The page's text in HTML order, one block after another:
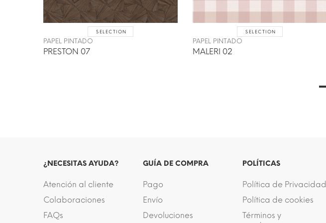
SELECTION
PAPEL PINTADO
PRESTON 07
SELECTION
PAPEL PINTADO
MALERI 02
¿NECESITAS AYUDA?
Atención al cliente
Colaboraciones
FAQs
GUÍA DE COMPRA
Pago
Envío
Devoluciones
POLÍTICAS
Política de Privacidad
Política de cookies
Términos y